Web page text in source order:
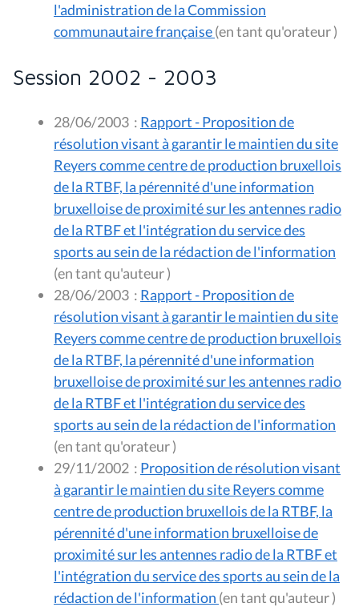
l'administration de la Commission
communautaire française
(en tant qu'orateur )
Session 2002 - 2003
28/06/2003 : Rapport - Proposition de
résolution visant à garantir le maintien du site
Reyers comme centre de production bruxellois
de la RTBF, la pérennité d'une information
bruxelloise de proximité sur les antennes radio
de la RTBF et l'intégration du service des
sports au sein de la rédaction de l'information
(en tant qu'auteur )
28/06/2003 : Rapport - Proposition de
résolution visant à garantir le maintien du site
Reyers comme centre de production bruxellois
de la RTBF, la pérennité d'une information
bruxelloise de proximité sur les antennes radio
de la RTBF et l'intégration du service des
sports au sein de la rédaction de l'information
(en tant qu'orateur )
29/11/2002 : Proposition de résolution visant
à garantir le maintien du site Reyers comme
centre de production bruxellois de la RTBF, la
pérennité d'une information bruxelloise de
proximité sur les antennes radio de la RTBF et
l'intégration du service des sports au sein de la
rédaction de l'information
(en tant qu'auteur )